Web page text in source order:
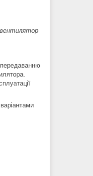
передаванню
варіантами